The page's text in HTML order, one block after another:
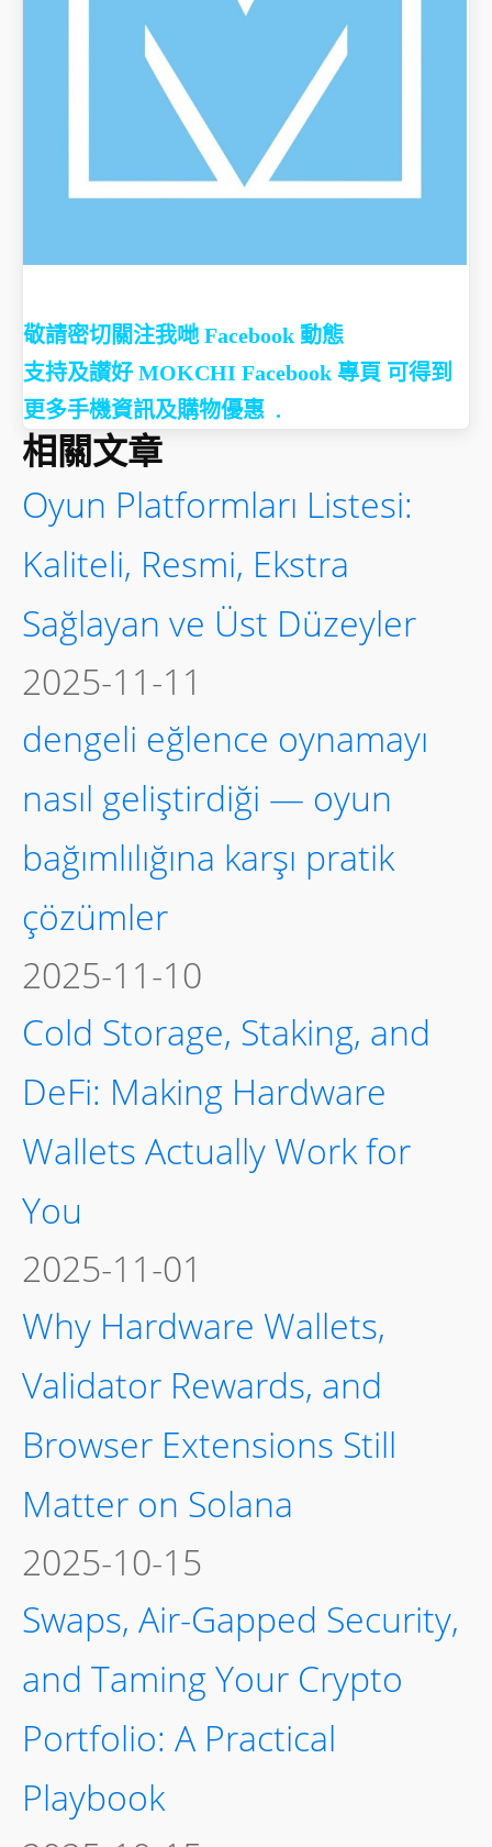
敬請密切關注我哋 Facebook 動態
支持及讃好 MOKCHI Facebook 專頁 可得到
更多手機資訊及購物優惠 .
相關文章
Oyun Platformları Listesi:
Kaliteli, Resmi, Ekstra
Sağlayan ve Üst Düzeyler
2025-11-11
dengeli eğlence oynamayı
nasıl geliştirdiği — oyun
bağımlılığına karşı pratik
çözümler
2025-11-10
Cold Storage, Staking, and
DeFi: Making Hardware
Wallets Actually Work for
You
2025-11-01
Why Hardware Wallets,
Validator Rewards, and
Browser Extensions Still
Matter on Solana
2025-10-15
Swaps, Air-Gapped Security,
and Taming Your Crypto
Portfolio: A Practical
Playbook